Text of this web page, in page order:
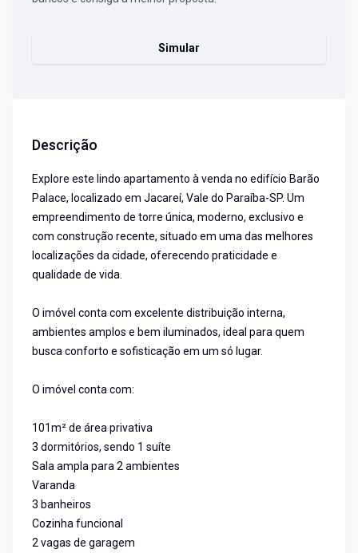
Simular
Descrição
Explore este lindo apartamento à venda no edifício Barão
Palace, localizado em Jacareí, Vale do Paraíba-SP. Um
empreendimento de torre única, moderno, exclusivo e
com construção recente, situado em uma das melhores
localizações da cidade, oferecendo praticidade e
qualidade de vida.
O imóvel conta com excelente distribuição interna,
ambientes amplos e bem iluminados, ideal para quem
busca conforto e sofisticação em um só lugar.
O imóvel conta com:
101m² de área privativa
3 dormitórios, sendo 1 suíte
Sala ampla para 2 ambientes
Varanda
3 banheiros
Cozinha funcional
2 vagas de garagem